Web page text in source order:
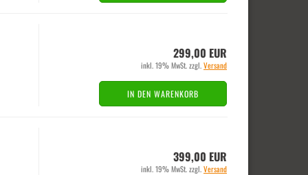
299,00 EUR
inkl. 19% MwSt. zzgl.Versand
IN DEN WARENKORB
399,00 EUR
inkl. 19% MwSt. zzgl.Versand